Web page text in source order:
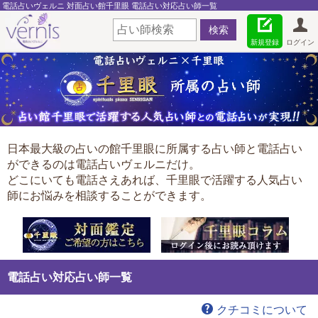
電話占いヴェルニ 対面占い館千里眼 電話占い対応占い師一覧
ログイン
新規登録
日本最大級の占いの館千里眼に所属する占い師と電話占い
ができるのは電話占いヴェルニだけ。
どこにいても電話さえあれば、千里眼で活躍する人気占い
師にお悩みを相談することができます。
電話占い対応占い師一覧
クチコミについて